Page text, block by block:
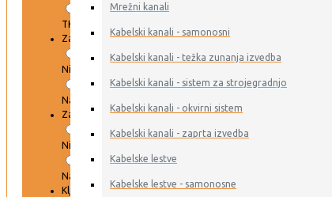
Mrežni kanali
Kabelski kanali - samonosni
Kabelski kanali - težka zunanja izvedba
Kabelski kanali - sistem za strojegradnjo
Kabelski kanali - okvirni sistem
Kabelski kanali - zaprta izvedba
Kabelske lestve
Kabelske lestve - samonosne
TKD KABEL
Zaloga DAR
Ni na zalogi
Na zalogi
Zaloga ERSE
Ni na zalogi
Na zalogi
Ključna beseda